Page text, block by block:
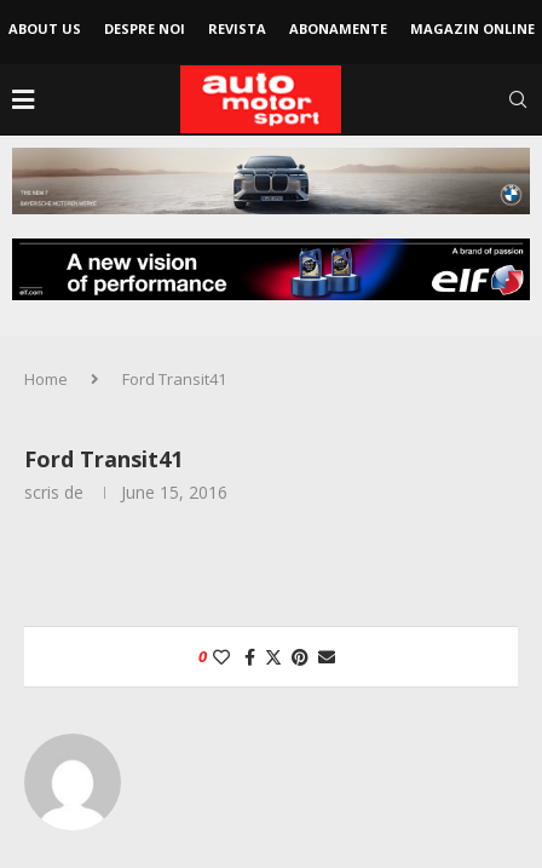
ABOUT US DESPRE NOI REVISTA ABONAMENTE MAGAZIN ONLINE
Home Ford Transit41
Ford Transit41
scris de June 15, 2016
0